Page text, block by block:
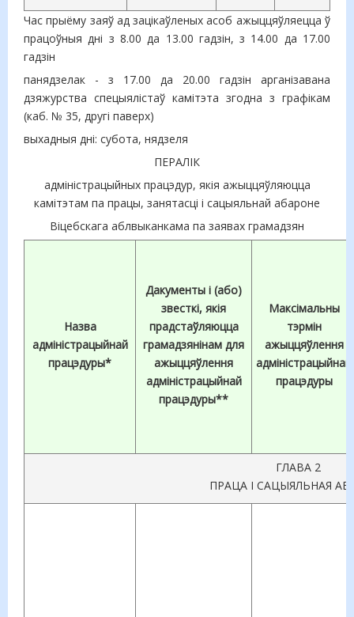
Час прыёму заяў ад зацікаўленых асоб ажыццяўляецца ў
працоўныя дні з 8.00 да 13.00 гадзін, з 14.00 да 17.00
гадзін
панядзелак - з 17.00 да 20.00 гадзін арганізавана
дзяжурства спецыялістаў камітэта згодна з графікам
(каб. № 35, другі паверх)
выхадныя дні: субота, нядзеля
ПЕРАЛІК
адміністрацыйных працэдур, якія ажыццяўляюцца
камітэтам па працы, занятасці і сацыяльнай абароне
Віцебскага аблвыканкама па заявах грамадзян
Назва
адміністрацыйнай
працэдуры*
Дакументы і (або)
звесткі, якія
прадстаўляюцца
грамадзянінам для
ажыццяўлення
адміністрацыйнай
працэдуры**
Максімальны
тэрмін
ажыццяўлення
адміністрацыйнай
працэдуры
ГЛАВА 2
ПРАЦА І САЦЫЯЛЬНАЯ